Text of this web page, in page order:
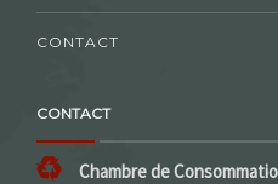
CONTACT
CONTACT
Chambre de